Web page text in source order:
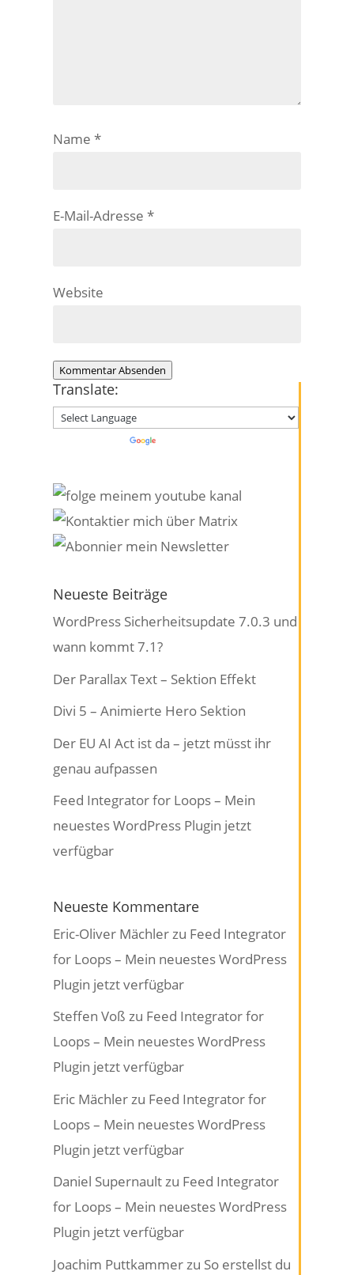
Name*
E-Mail-Adresse*
Website
Kommentar Absenden
Translate:
Powered by
Neueste Beiträge
WordPress Sicherheitsupdate 7.0.3 und
wann kommt 7.1?
Der Parallax Text – Sektion Effekt
Divi 5 – Animierte Hero Sektion
Der EU AI Act ist da – jetzt müsst ihr
genau aufpassen
Feed Integrator for Loops – Mein
neuestes WordPress Plugin jetzt
verfügbar
Neueste Kommentare
Eric-Oliver Mächlerzu Feed Integrator
for Loops – Mein neuestes WordPress
Plugin jetzt verfügbar
Steffen Voß zu Feed Integrator for
Loops – Mein neuestes WordPress
Plugin jetzt verfügbar
Eric Mächlerzu Feed Integrator for
Loops – Mein neuestes WordPress
Plugin jetzt verfügbar
Daniel Supernaultzu Feed Integrator
for Loops – Mein neuestes WordPress
Plugin jetzt verfügbar
Joachim Puttkammerzu So erstellst du